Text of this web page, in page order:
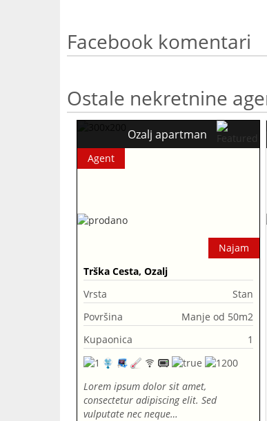
Facebook komentari
Ostale nekretnine
Ozalj apartman
Najam
Agent
Trška Cesta, Ozalj
Vrsta
Stan
Površina
Manje od 50m2
Kupaonica
1
Lorem ipsum dolor sit amet,
consectetur adipiscing elit. Sed
vulputate nec neque…